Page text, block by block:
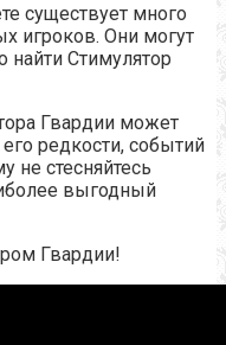
существует много
игроков. Они могут
найти Стимулятор
Гвардии может
редкости, событий
не стесняйтесь
выгодный
Гвардии!